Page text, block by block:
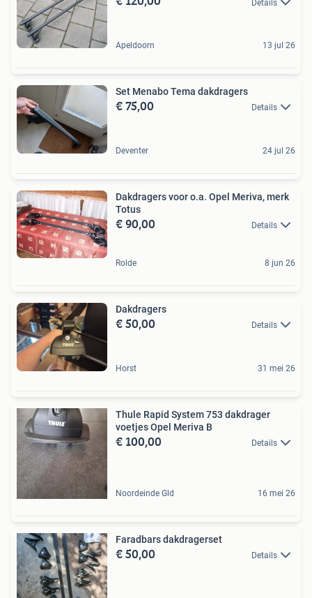
Details
Apeldoorn 13 jul 26
Set Menabo Tema dakdragers
€ 75,00 Details
Deventer 24 jul 26
Dakdragers voor o.a. Opel Meriva, merk
Totus
€ 90,00 Details
Rolde 8 jun 26
Dakdragers
€ 50,00 Details
Horst 31 mei 26
Thule Rapid System 753 dakdrager
voetjes Opel Meriva B
€ 100,00 Details
Noordeinde Gld 16 mei 26
Faradbars dakdragerset
€ 50,00 Details